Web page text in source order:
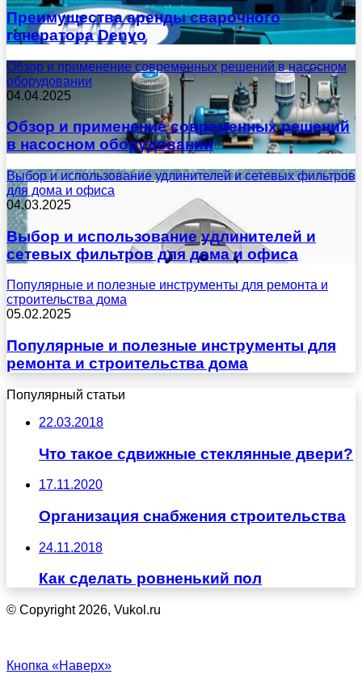
Преимущества аренды сварочного
генератора Denyo
Обзор и применение современных решений в насосном
оборудовании
04.04.2025
Обзор и применение современных решений
в насосном оборудовании
Выбор и использование удлинителей и сетевых фильтров
для дома и офиса
04.03.2025
Выбор и использование удлинителей и
сетевых фильтров для дома и офиса
Популярные и полезные инструменты для ремонта и
строительства дома
05.02.2025
Популярные и полезные инструменты для
ремонта и строительства дома
Популярный статьи
22.03.2018
Что такое сдвижные стеклянные двери?
17.11.2020
Организация снабжения строительства
24.11.2018
Как сделать ровненький пол
© Copyright 2026, Vukol.ru
Кнопка «Наверх»